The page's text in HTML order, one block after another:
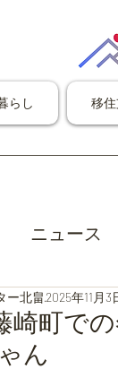
らし 移
ニュース
崎町で
ん
ー北畠 2025年11月3